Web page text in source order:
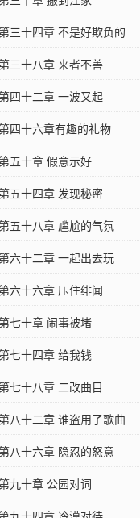
三十四章 不是好欺负的
三十八章 来者不善
四十二章 一波又起
四十六章有趣的礼物
五十章 假意示好
五十四章 发现秘密
五十八章 尴尬的气氛
六十二章 一起出去玩
六十六章 压住绯闻
七十章 闹事被堵
七十四章 给我钱
七十八章 二改曲目
八十二章 谁盗用了歌曲
八十六章 隐忍的怒意
九十章 公园对词